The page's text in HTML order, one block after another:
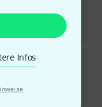
Infos
Stock